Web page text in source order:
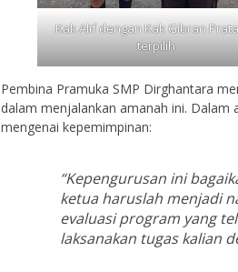
Kak Alif dengan Kak Gibran
terpilih
Pembina Pramuka SMP Dirghantara
dalam menjalankan amanah ini.
mengenai kepemimpinan:
“Kepengurusan ini
ketua haruslah menjadi
evaluasi program yang
laksanakan tugas kalian